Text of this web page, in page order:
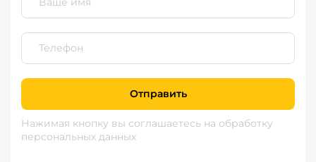
Отправить
Нажимая кнопку вы соглашаетесь на обработку
персональных данных